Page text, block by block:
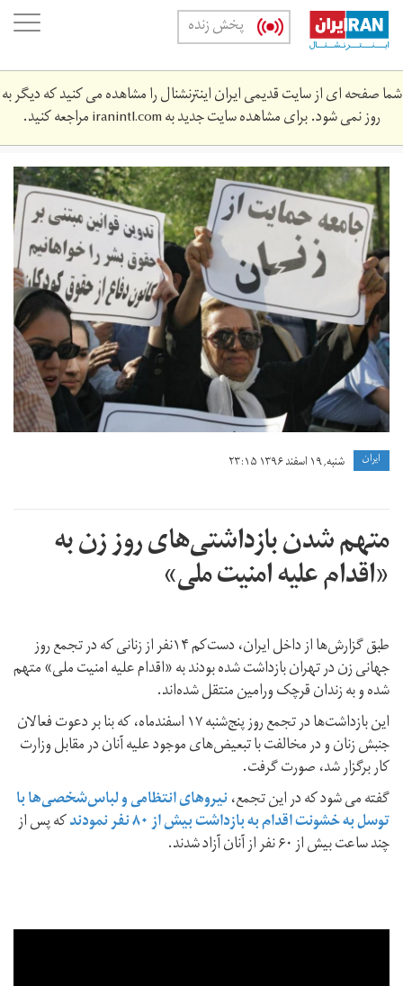
Skip
main
content
پخش زنده
شما صفحه ای از سایت قدیمی ایران اینترنشنال را مشاهده می کنید که دیگر به
روز نمی شود. برای مشاهده سایت جدید بهiranintl.comمراجعه کنید.
8ef9ffcc-
7397-
4742-
afab-
94a7304000b1_w1200_r1_s.jpg
ايران شنبه, ۱۹ اسفند ۱۳۹۶ ۲۳:۱۵
متهم شدن بازداشتی‌های روز زن به
«اقدام علیه امنیت ملی»
طبق گزارش‌ها از داخل ایران، دست‌کم ۱۴نفر از زنانی که در تجمع روز
جهانی زن در تهران بازداشت شده بودند به «اقدام علیه امنیت ملی» متهم
شده و به زندان قرچک ورامین منتقل شده‌اند.
این بازداشت‌ها در تجمع روز پنج‌شنبه ۱۷ اسفندماه، که بنا بر دعوت فعالان
جنبش زنان و در مخالفت با تبعیض‌های موجود علیه آنان در مقابل وزارت
کار برگزار شد، صورت گرفت.
گفته می شود که در این تجمع،نیروهای انتظامی و لباس‌شخصی‌ها با
توسل به خشونت اقدام به بازداشت بیش از ۸۰ نفر نمودند که پس از
چند ساعت بیش از ۶۰ نفر از آنان آزاد شدند.